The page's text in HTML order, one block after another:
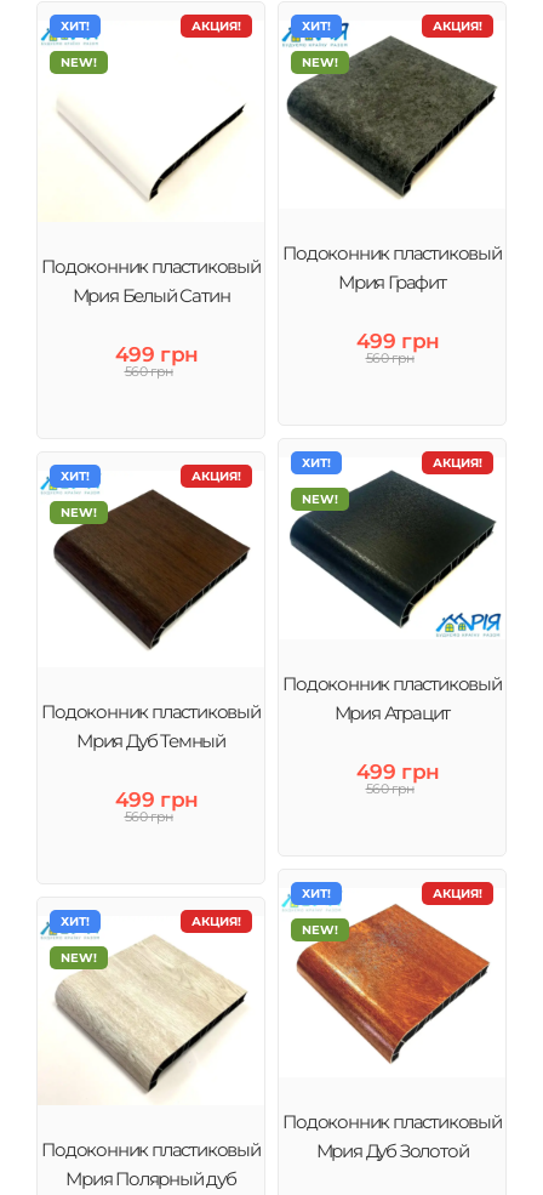
АКЦИЯ!
ХИТ!
NEW!
Подоконник пластиковый
Мрия Белый Сатин
499 грн
560 грн
АКЦИЯ!
ХИТ!
NEW!
Подоконник пластиковый
Мрия Графит
499 грн
560 грн
АКЦИЯ!
ХИТ!
NEW!
Подоконник пластиковый
Мрия Атрацит
499 грн
560 грн
АКЦИЯ!
ХИТ!
NEW!
Подоконник пластиковый
Мрия Дуб Темный
499 грн
560 грн
АКЦИЯ!
ХИТ!
NEW!
Подоконник пластиковый
Мрия Дуб Золотой
АКЦИЯ!
ХИТ!
NEW!
Подоконник пластиковый
Мрия Полярный дуб